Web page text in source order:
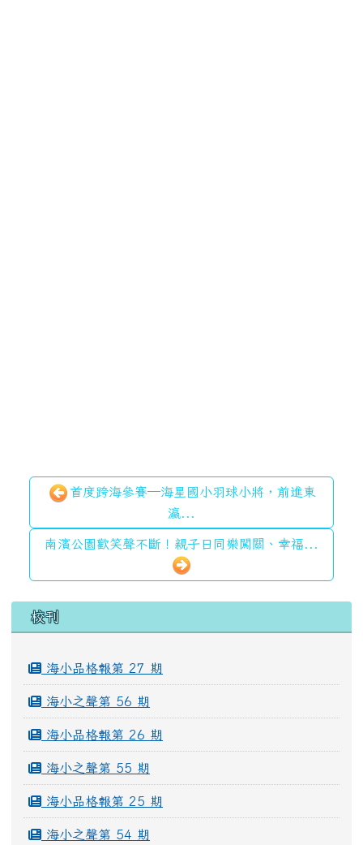
首度跨海參賽—海星國小羽球小將，前進東
瀛...
南濱公園歡笑聲不斷！親子日同樂闖關、幸福...
左邊區域內容
校刊
海小品格報第 27 期
海小之聲第 56 期
海小品格報第 26 期
海小之聲第 55 期
海小品格報第 25 期
海小之聲第 54 期